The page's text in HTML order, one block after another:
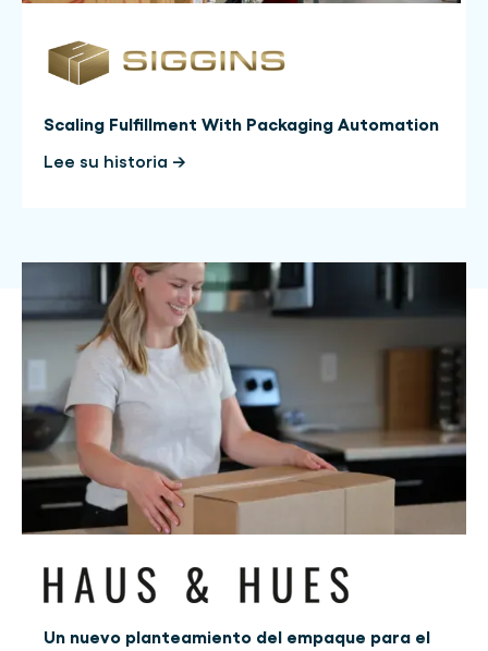
Scaling Fulfillment With Packaging Automation
Lee su historia →
Un nuevo planteamiento del empaque para el